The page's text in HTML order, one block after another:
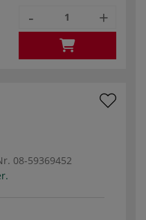
- +
08-59369452